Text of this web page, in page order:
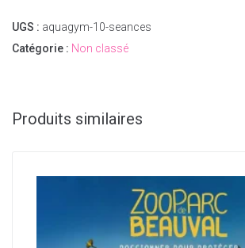
UGS : aquagym-10-seances
Catégorie : Non classé
Produits similaires